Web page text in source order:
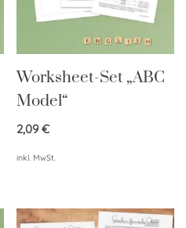
Worksheet-Set „ABC
Model“
2,09€
inkl. MwSt.